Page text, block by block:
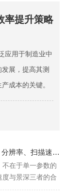
率提升策略
应用于制造业中
展，提高其测
成本的关键。
升的策略。
机的测量精...
三维光学扫描仪选购指南：分辨率、扫描速度与景深平衡
在于单一参数的
与景深三者的合
互制约、相互影